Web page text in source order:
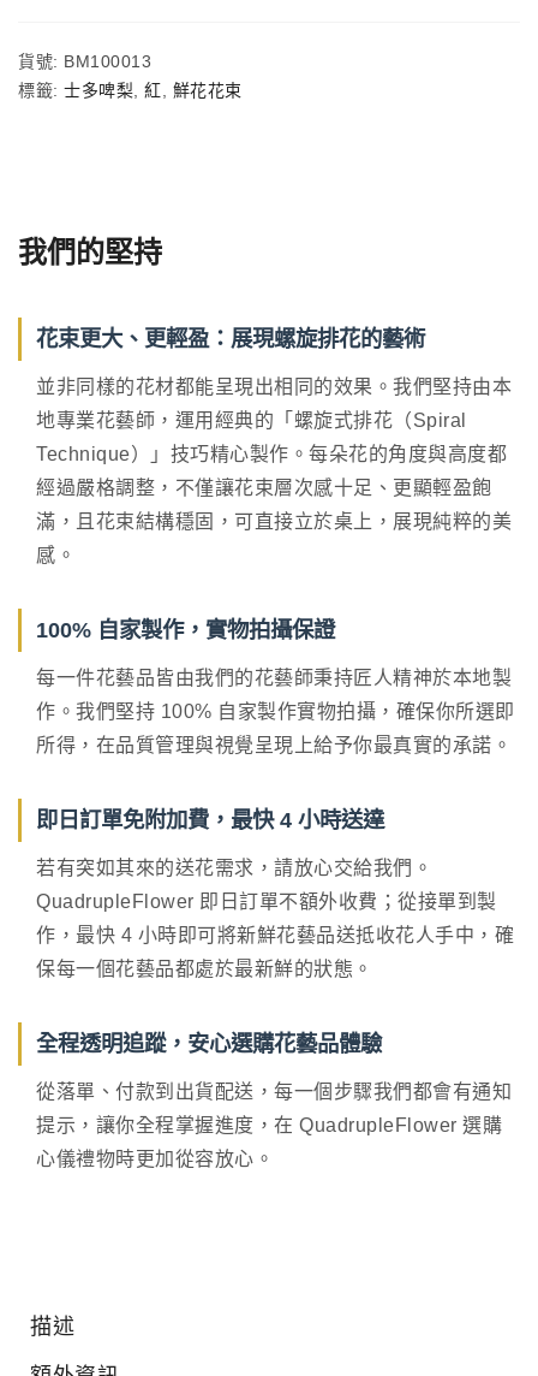
貨號: BM100013
標籤: 士多啤梨 紅 鮮花花束
我們的堅持
花束更大、更輕盈：展現螺旋排花的藝術
並非同樣的花材都能呈現出相同的效果。我們堅持由本
地專業花藝師，運用經典的「螺旋式排花（Spiral
Technique）」技巧精心製作。每朵花的角度與高度都
經過嚴格調整，不僅讓花束層次感十足、更顯輕盈飽
滿，且花束結構穩固，可直接立於桌上，展現純粹的美
感。
100% 自家製作，實物拍攝保證
每一件花藝品皆由我們的花藝師秉持匠人精神於本地製
作。我們堅持 100% 自家製作實物拍攝，確保你所選即
所得，在品質管理與視覺呈現上給予你最真實的承諾。
即日訂單免附加費，最快 4 小時送達
若有突如其來的送花需求，請放心交給我們。
QuadrupleFlower 即日訂單不額外收費；從接單到製
作，最快 4 小時即可將新鮮花藝品送抵收花人手中，確
保每一個花藝品都處於最新鮮的狀態。
全程透明追蹤，安心選購花藝品體驗
從落單、付款到出貨配送，每一個步驟我們都會有通知
提示，讓你全程掌握進度，在 QuadrupleFlower 選購
心儀禮物時更加從容放心。
描述